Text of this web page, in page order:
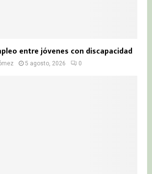
entre jóvenes con discapacidad
5 agosto, 2026 0